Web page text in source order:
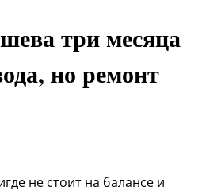
три месяца
но ремонт
не стоит на балансе и